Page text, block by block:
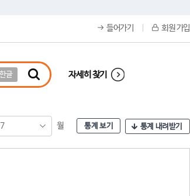
들어가기 회원 가입
글 자세히 찾기
7 월 통계 보기 통계 내려받기